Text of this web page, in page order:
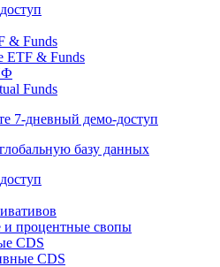
& Funds
ETF & Funds
Funds
7-дневный демо-доступ
базу данных
процентные свопы
CDS
CDS